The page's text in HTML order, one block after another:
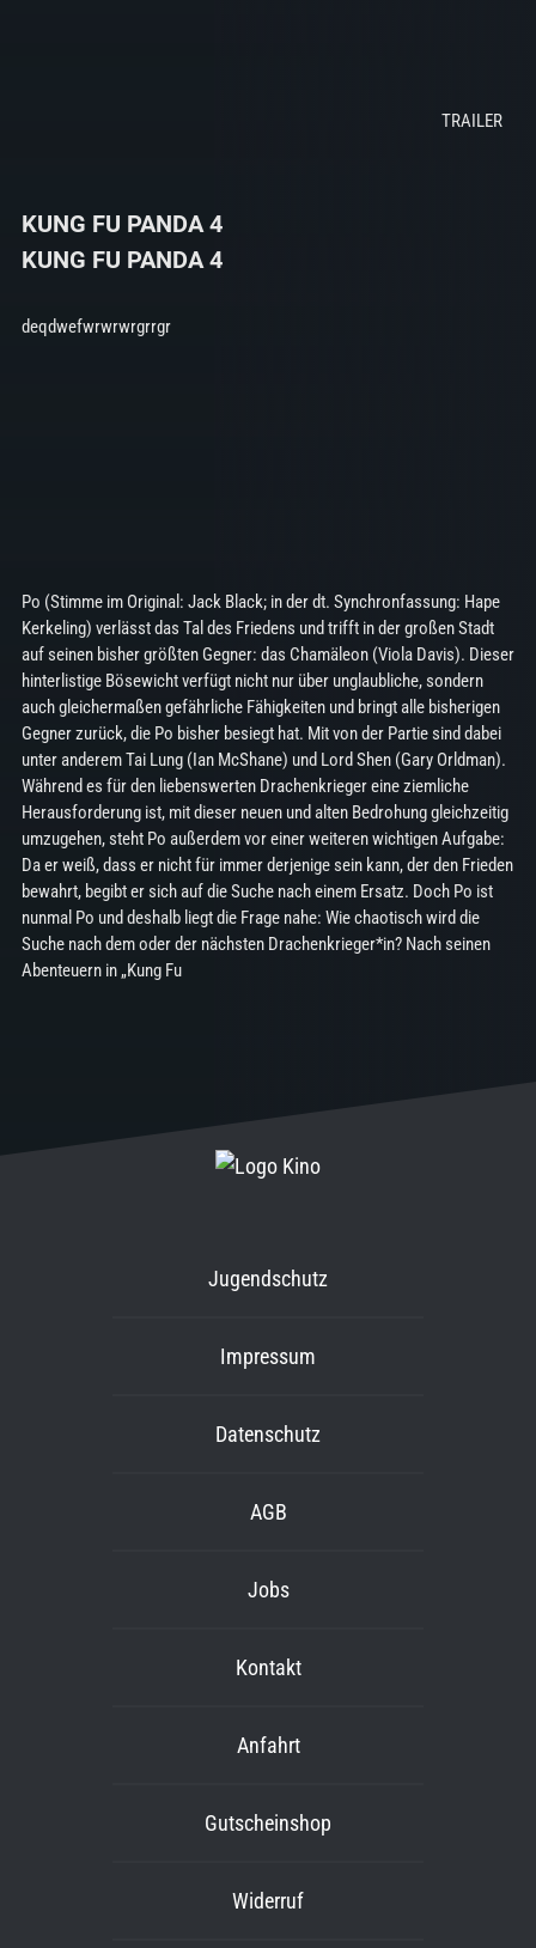
KUNG FU PANDA 4
KUNG FU PANDA 4
deqdwefwrwrwrgrrgr
Po (Stimme im Original: Jack Black; in der dt. Synchronfassung: Hape
Kerkeling) verlässt das Tal des Friedens und trifft in der großen Stadt
auf seinen bisher größten Gegner: das Chamäleon (Viola Davis). Dieser
hinterlistige Bösewicht verfügt nicht nur über unglaubliche, sondern
auch gleichermaßen gefährliche Fähigkeiten und bringt alle bisherigen
Gegner zurück, die Po bisher besiegt hat. Mit von der Partie sind dabei
unter anderem Tai Lung (Ian McShane) und Lord Shen (Gary Orldman).
Während es für den liebenswerten Drachenkrieger eine ziemliche
Herausforderung ist, mit dieser neuen und alten Bedrohung gleichzeitig
umzugehen, steht Po außerdem vor einer weiteren wichtigen Aufgabe:
Da er weiß, dass er nicht für immer derjenige sein kann, der den Frieden
bewahrt, begibt er sich auf die Suche nach einem Ersatz. Doch Po ist
nunmal Po und deshalb liegt die Frage nahe: Wie chaotisch wird die
Suche nach dem oder der nächsten Drachenkrieger*in? Nach seinen
Abenteuern in „Kung Fu
Jugendschutz
Impressum
Datenschutz
AGB
Jobs
Kontakt
Anfahrt
Gutscheinshop
Widerruf